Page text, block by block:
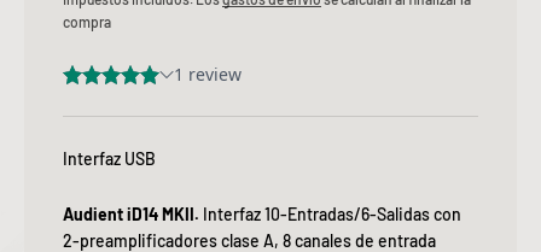
compra
Interfaz USB
Audient iD14 MKII. Interfaz 10-Entradas/6-Salidas con
2-preamplificadores clase A, 8 canales de entrada